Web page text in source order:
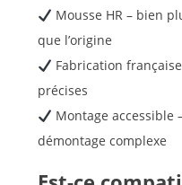
Mousse HR – bien
que l’origine
Fabrication
précises
Montage accessible
démontage complexe